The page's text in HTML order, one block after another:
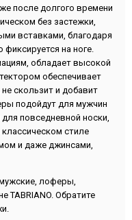
после долгого времени
без застежки,
вставками, благодаря
на ноге.
обладает высокой
обеспечивает
скользит и добавит
подойдут для мужчин
повседневной носки,
стиле
и даже джинсами,
лоферы,
TABRIANO. Обратите